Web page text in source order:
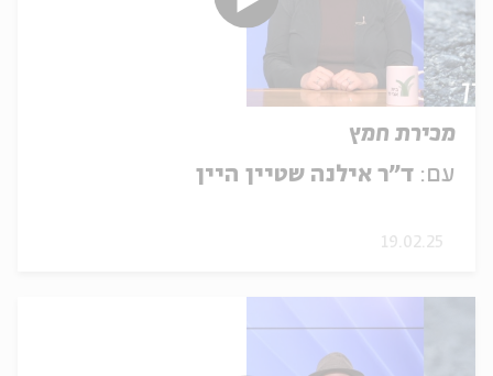
מכירת חמץ
עם: ד"ר אילנה שטיין היין
19.02.25